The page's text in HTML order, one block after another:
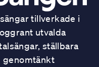
tillverkade i
utvalda
ställbara
genomtänkt